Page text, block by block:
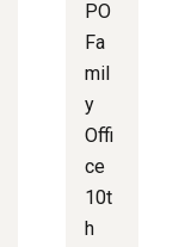
PO
Fa
mil
y
Offi
ce
10t
h